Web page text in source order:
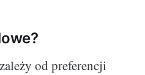
od preferencji